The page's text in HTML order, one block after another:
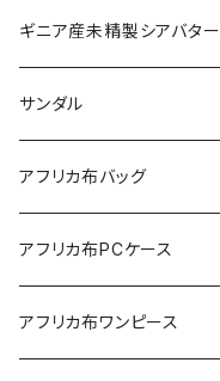
ギニア産未精製シアバター
サンダル
アフリカ布バッグ
Sac shopping rond
Sac shopping carré
アフリカ布PCケース
アフリカ布iPadケース
アフリカ布ワンピース